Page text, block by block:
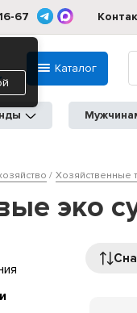
67
Каталог
Хозяйственные
эко